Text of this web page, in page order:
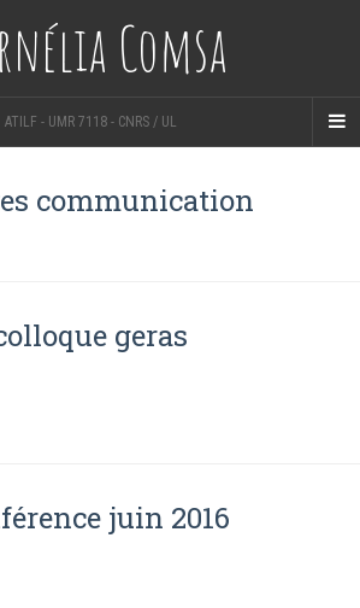
Comsa
ATILF - UMR 7118 - CNRS / UL
communication
geras
juin 2016